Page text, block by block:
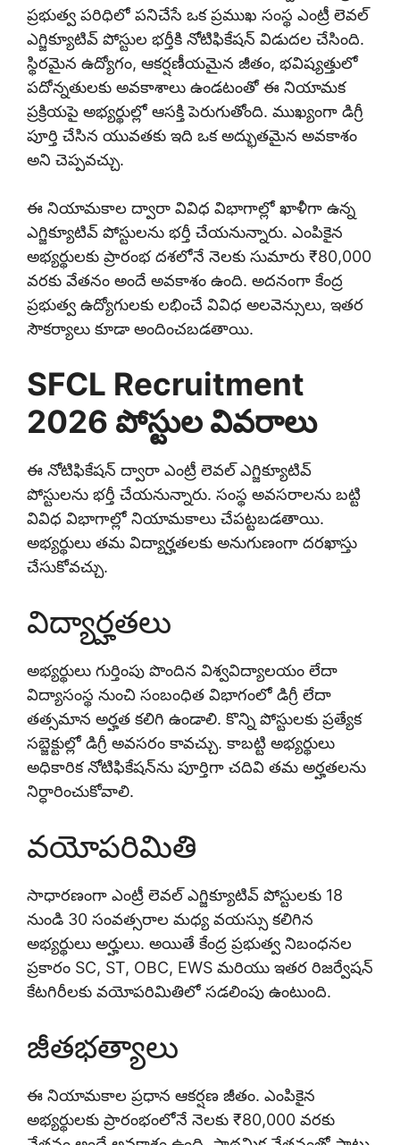
ప్రభుత్వ పరిధిలో పనిచేసే ఒక ప్రముఖ సంస్థ ఎంట్రీ లెవల్
ఎగ్జిక్యూటివ్ పోస్టుల భర్తీకి నోటిఫికేషన్ విడుదల చేసింది.
స్థిరమైన ఉద్యోగం, ఆకర్షణీయమైన జీతం, భవిష్యత్తులో
పదోన్నతులకు అవకాశాలు ఉండటంతో ఈ నియామక
ప్రక్రియపై అభ్యర్థుల్లో ఆసక్తి పెరుగుతోంది. ముఖ్యంగా డిగ్రీ
పూర్తి చేసిన యువతకు ఇది ఒక అద్భుతమైన అవకాశం
అని చెప్పవచ్చు.
ఈ నియామకాల ద్వారా వివిధ విభాగాల్లో ఖాళీగా ఉన్న
ఎగ్జిక్యూటివ్ పోస్టులను భర్తీ చేయనున్నారు. ఎంపికైన
అభ్యర్థులకు ప్రారంభ దశలోనే నెలకు సుమారు ₹80,000
వరకు వేతనం అందే అవకాశం ఉంది. అదనంగా కేంద్ర
ప్రభుత్వ ఉద్యోగులకు లభించే వివిధ అలవెన్సులు, ఇతర
సౌకర్యాలు కూడా అందించబడతాయి.
SFCL Recruitment
2026 పోస్టుల వివరాలు
ఈ నోటిఫికేషన్ ద్వారా ఎంట్రీ లెవల్ ఎగ్జిక్యూటివ్
పోస్టులను భర్తీ చేయనున్నారు. సంస్థ అవసరాలను బట్టి
వివిధ విభాగాల్లో నియామకాలు చేపట్టబడతాయి.
అభ్యర్థులు తమ విద్యార్హతలకు అనుగుణంగా దరఖాస్తు
చేసుకోవచ్చు.
విద్యార్హతలు
అభ్యర్థులు గుర్తింపు పొందిన విశ్వవిద్యాలయం లేదా
విద్యాసంస్థ నుంచి సంబంధిత విభాగంలో డిగ్రీ లేదా
తత్సమాన అర్హత కలిగి ఉండాలి. కొన్ని పోస్టులకు ప్రత్యేక
సబ్జెక్టుల్లో డిగ్రీ అవసరం కావచ్చు. కాబట్టి అభ్యర్థులు
అధికారిక నోటిఫికేషన్‌ను పూర్తిగా చదివి తమ అర్హతలను
నిర్ధారించుకోవాలి.
వయోపరిమితి
సాధారణంగా ఎంట్రీ లెవల్ ఎగ్జిక్యూటివ్ పోస్టులకు 18
నుండి 30 సంవత్సరాల మధ్య వయస్సు కలిగిన
అభ్యర్థులు అర్హులు. అయితే కేంద్ర ప్రభుత్వ నిబంధనల
ప్రకారం SC, ST, OBC, EWS మరియు ఇతర రిజర్వేషన్
కేటగిరీలకు వయోపరిమితిలో సడలింపు ఉంటుంది.
జీతభత్యాలు
ఈ నియామకాల ప్రధాన ఆకర్షణ జీతం. ఎంపికైన
అభ్యర్థులకు ప్రారంభంలోనే నెలకు ₹80,000 వరకు